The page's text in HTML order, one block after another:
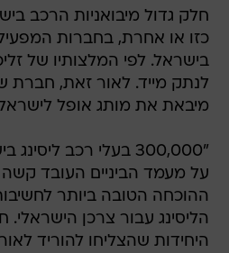
חלק גדול מיבואניות הרכב
כזו או אחרת, בחברות
בישראל. לפי המלצותיו של
לנתק מייד. לאור זאת,
מיבאת את מותג אופל
"300,000 בעלי רכב
על מעמד הביניים העובד
ההוכחה הטובה ביותר
הליסינג עבור צרכן הישראלי.
היחידות שהצליחו להוריד